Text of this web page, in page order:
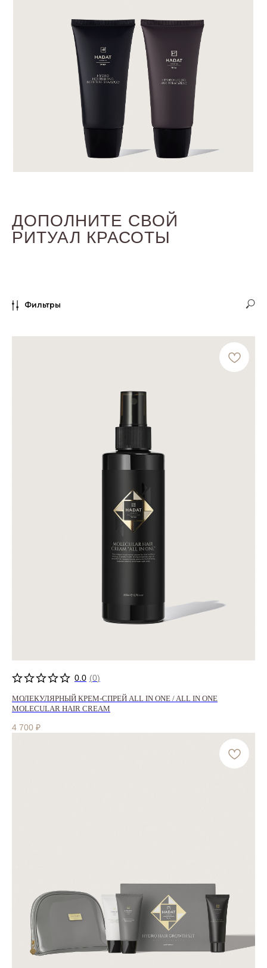
ЭКСТРАКТ ЖЕНЬШЕНЯ
АМИНОКИСЛОТЫ ШЁЛКА
ДОПОЛНИТЕ СВОЙ
РИТУАЛ КРАСОТЫ
Фильтры
0.0 (0)
МОЛЕКУЛЯРНЫЙ КРЕМ-СПРЕЙ ALL IN ONE / ALL IN ONE
MOLECULAR HAIR CREAM
4 700 ₽